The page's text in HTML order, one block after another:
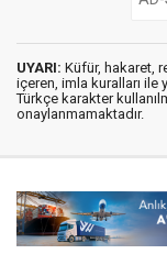
UYARI: Küfür, hakaret,
içeren, imla kuralları ile
Türkçe karakter
onaylanmamaktadır.